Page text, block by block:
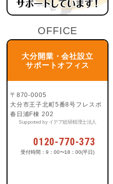
OFFICE
大分開業・会社設立
サポートオフィス
〒870-0005
大分市王子北町5番8号フレスポ
春日浦F棟 202
Supported by イデア総研税理士法人
0120-770-373
受付時間：9：00〜18：00(平日)